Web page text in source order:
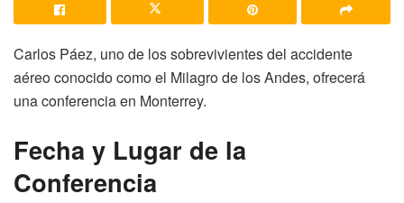
Carlos Páez, uno de los sobrevivientes del accidente
aéreo conocido como el Milagro de los Andes, ofrecerá
una conferencia en Monterrey.
Fecha y Lugar de la
Conferencia